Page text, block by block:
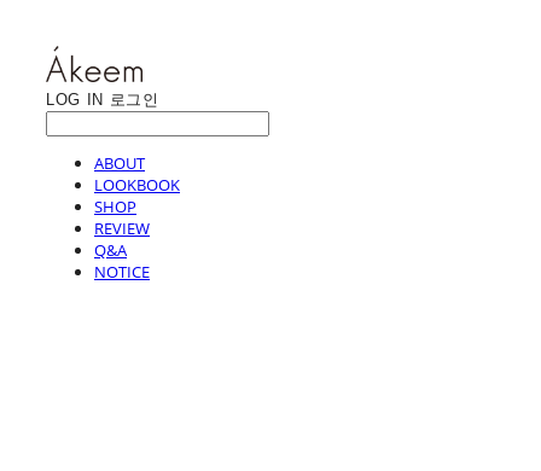
LOG IN 로그인
ABOUT
LOOKBOOK
SHOP
REVIEW
Q&A
NOTICE